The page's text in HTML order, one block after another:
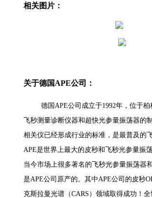
相关图片：
关于德国APE公司：
德国APE公司成立于1992年，位于柏
飞秒测量诊断仪器和超快光参量振荡器的
相关仪已经形成行业的标准，是最普及的
APE是世界上最大的皮秒和飞秒光参量振
当今市场上很多著名的飞秒光参量振荡器
是APE公司原产的。其中APE公司的皮秒
克斯拉曼光谱（CARS）领域取得成功！